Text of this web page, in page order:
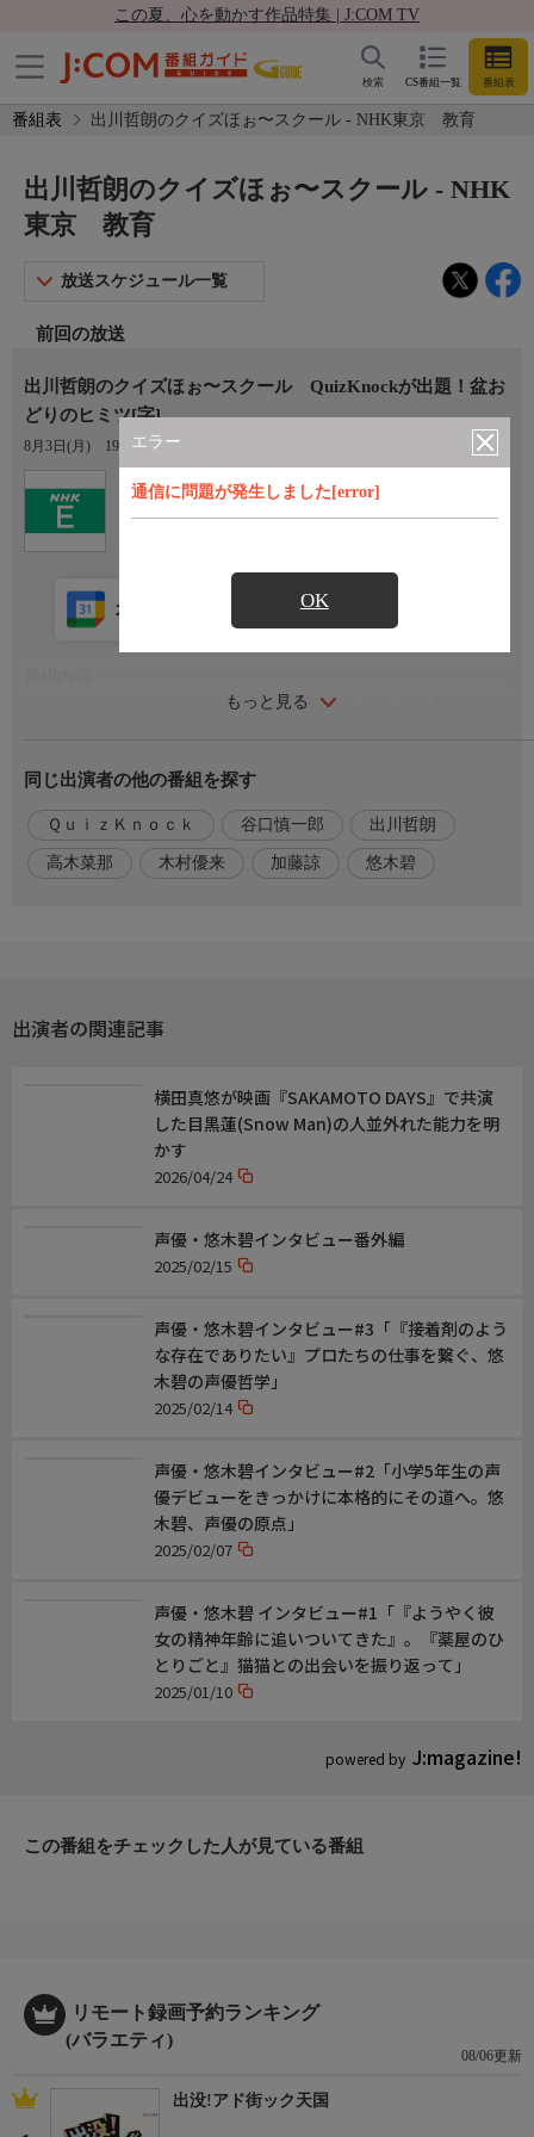
この夏、心を動かす作品特集 | J:COM TV
CS番組一覧 番組表
検索
番組表 出川哲朗のクイズほぉ〜スクール - NHK東京 教育
エラー
通信に問題が発生しました[error]
OK
出川哲朗のクイズほぉ〜スクール - NHK
東京 教育
放送スケジュール一覧
前回の放送
出川哲朗のクイズほぉ〜スクール QuizKnockが出題！盆お
どりのヒミツ[字]
8月3日(月) 19:00〜19:30
Ch.2
NHK東京 教育
もっと見る
カレンダー登録 アプリ視聴
出川たちはクイズに答えて“あした学校で話したくなる知恵”が書
力・推理力をフル活用すれば答えがわかるものばかり。テレビの
前であなたも挑戦！
出演者
同じ出演者の他の番組を探す
ＱｕｉｚＫｎｏｃｋ 谷口慎一郎 出川哲朗
高木菜那 木村優来 加藤諒 悠木碧
出演者の関連記事
powered by J:magazine!
横田真悠が映画『SAKAMOTO DAYS』で共演
した目黒蓮(Snow Man)の人並外れた能力を明
かす
2026/04/24
声優・悠木碧インタビュー番外編
2025/02/15
声優・悠木碧インタビュー#3「『接着剤のよう
な存在でありたい』プロたちの仕事を繋ぐ、悠
木碧の声優哲学」
2025/02/14
声優・悠木碧インタビュー#2「小学5年生の声
優デビューをきっかけに本格的にその道へ。悠
木碧、声優の原点」
2025/02/07
声優・悠木碧 インタビュー#1「『ようやく彼
女の精神年齢に追いついてきた』。『薬屋のひ
とりごと』猫猫との出会いを振り返って」
2025/01/10
この番組をチェックした人が見ている番組
リモート録画予約ランキング
(バラエティ)
08/06更新
出没!アド街ック天国